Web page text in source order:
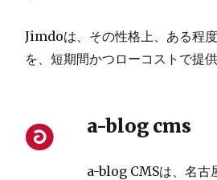
Jimdoは、その性格上、ある程
を、短期間かつローコストで提
a-blog cms
a-blog CMSは、名古